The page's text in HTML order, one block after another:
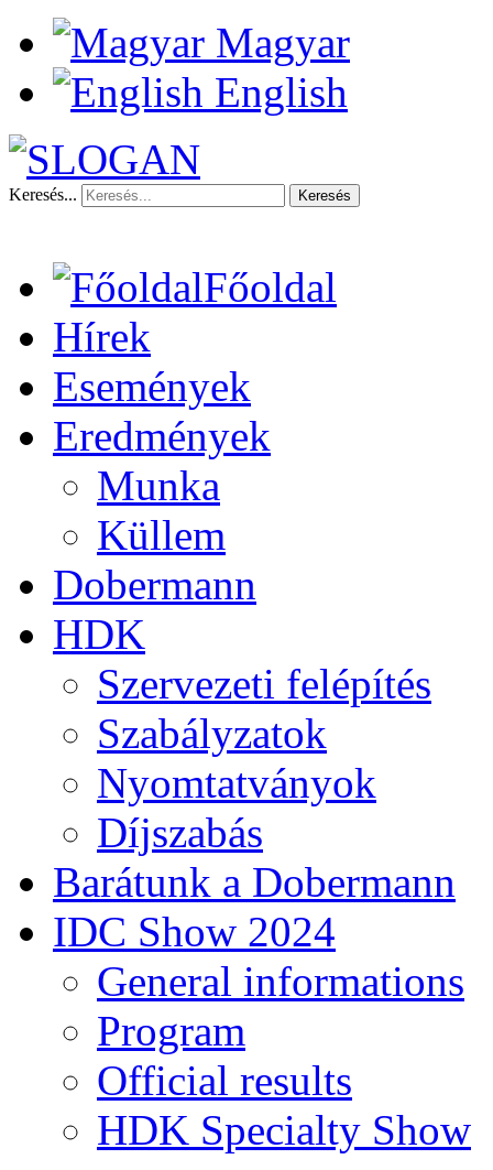
Magyar
English
Keresés... Keresés
Főoldal
Hírek
Események
Eredmények
Munka
Küllem
Dobermann
HDK
Szervezeti felépítés
Szabályzatok
Nyomtatványok
Díjszabás
Barátunk a Dobermann
IDC Show 2024
General informations
Program
Official results
HDK Specialty Show